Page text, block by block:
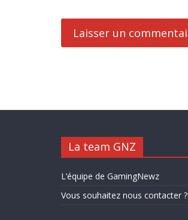
La team GNZ
L’équipe de GamingNewz
Vous souhaitez nous contacter ?